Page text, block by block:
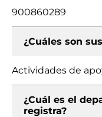
900860289
¿Cuáles son
Actividades de
¿Cuál es el
registra?